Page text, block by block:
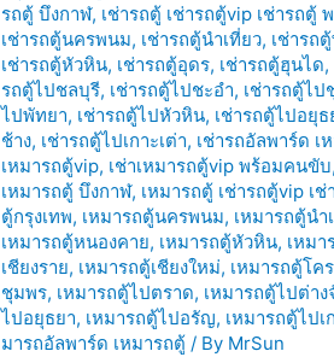
รถตู้ บึงกาฬ, เช่ารถตู้ เช่ารถตู้vip เช่ารถตู้
เช่ารถตู้นครพนม, เช่ารถตู้นำเที่ยว, เช่ารถ
เช่ารถตู้หัวหิน, เช่ารถตู้อุดร, เช่ารถตู้ฮุนได,
รถตู้ไปชลบุรี, เช่ารถตู้ไปชะอำ, เช่ารถตู้ไป
ไปพัทยา, เช่ารถตู้ไปหัวหิน, เช่ารถตู้ไปอยุธ
ช้าง, เช่ารถตู้ไปเกาะเต่า, เช่ารถอัลพาร์ด เ
เหมารถตู้vip, เช่าเหมารถตู้vip พร้อมคนขับ
เหมารถตู้ บึงกาฬ, เหมารถตู้ เช่ารถตู้vip เ
ตู้กรุงเทพ, เหมารถตู้นครพนม, เหมารถตู้นำ
เหมารถตู้หนองคาย, เหมารถตู้หัวหิน, เหม
เชียงราย, เหมารถตู้เชียงใหม่, เหมารถตู้โค
ชุมพร, เหมารถตู้ไปตราด, เหมารถตู้ไปต่าง
ไปอยุธยา, เหมารถตู้ไปอรัญ, เหมารถตู้ไปเ
มารถอัลพาร์ด เหมารถตู้ / By MrSun